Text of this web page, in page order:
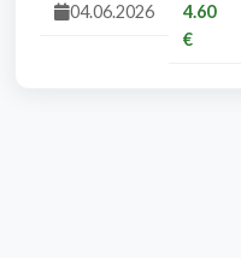
04.06.2026
4.60
€